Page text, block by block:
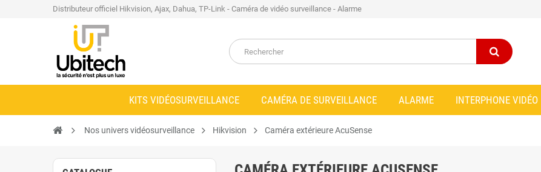
Distributeur officiel Hikvision, Ajax, Dahua, TP-Link - Caméra de vidéo surveillance - Alarme
KITS VIDÉOSURVEILLANCE CAMÉRA DE SURVEILLANCE ALARME INTERPHONE VIDÉO
Nos univers vidéosurveillance Hikvision Caméra extérieure AcuSense